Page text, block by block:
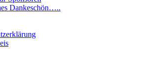
Dankeschön…..